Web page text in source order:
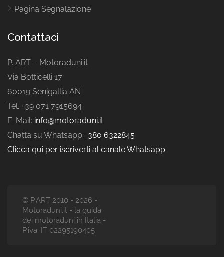
Pagina Segnalazione
Contattaci
P. ART – Motoraduni.it
Via Botticelli 17
60019 Senigallia AN
Tel. +39 071 7915694
E-Mail: info@motoraduni.it
Chatta su Whatsapp : 380 6322845
Clicca qui per iscriverti al canale Whatsapp
© P.ART 2010 - 2026 -
Motoraduni.it - la guida
dei motoraduni in Italia -
P.iva: IT 02295190405